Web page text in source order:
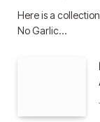
Here is a
No Garlic…